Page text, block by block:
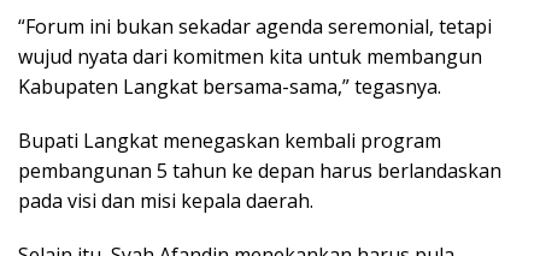
“Forum ini bukan sekadar agenda seremonial, tetapi
wujud nyata dari komitmen kita untuk membangun
Kabupaten Langkat bersama-sama,” tegasnya.
Bupati Langkat menegaskan kembali program
pembangunan 5 tahun ke depan harus berlandaskan
pada visi dan misi kepala daerah.